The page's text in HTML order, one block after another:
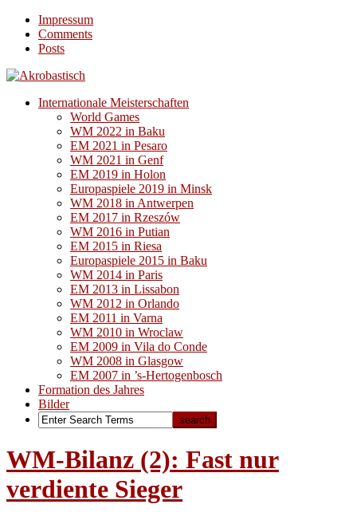
Impressum
Comments
Posts
Internationale Meisterschaften
World Games
WM 2022 in Baku
EM 2021 in Pesaro
WM 2021 in Genf
EM 2019 in Holon
Europaspiele 2019 in Minsk
WM 2018 in Antwerpen
EM 2017 in Rzeszów
WM 2016 in Putian
EM 2015 in Riesa
Europaspiele 2015 in Baku
WM 2014 in Paris
EM 2013 in Lissabon
WM 2012 in Orlando
EM 2011 in Varna
WM 2010 in Wroclaw
EM 2009 in Vila do Conde
WM 2008 in Glasgow
EM 2007 in ’s-Hertogenbosch
Formation des Jahres
Bilder
WM-Bilanz (2): Fast nur
verdiente Sieger